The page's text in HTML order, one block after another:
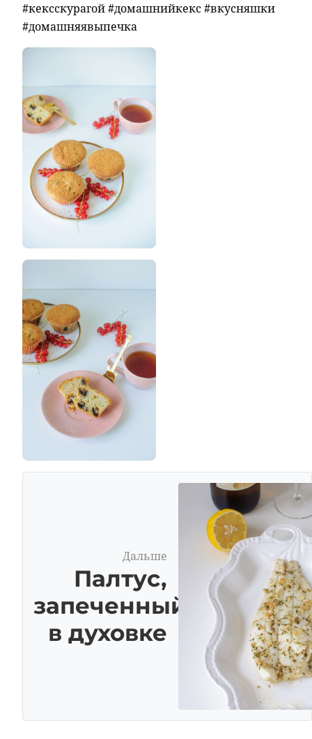
#кексскурагой #домашнийкекс #вкусняшки
#домашняявыпечка
Дальше
Палтус,
запеченный
в духовке